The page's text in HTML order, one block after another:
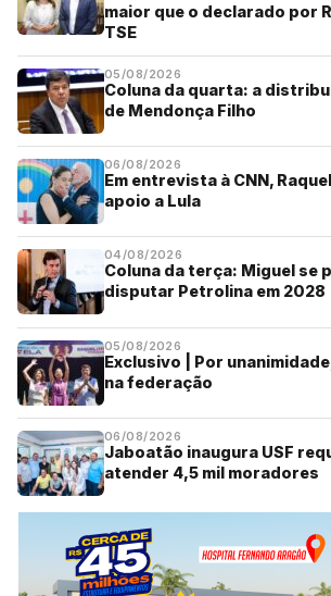
maior que o declarado por
TSE
05/08/2026
Coluna da quarta: a
de Mendonça Filho
06/08/2026
Em entrevista à CNN,
apoio a Lula
04/08/2026
Coluna da terça: Miguel se
disputar Petrolina em 2028
05/08/2026
Exclusivo | Por
na federação
06/08/2026
Jaboatão inaugura USF
atender 4,5 mil moradores